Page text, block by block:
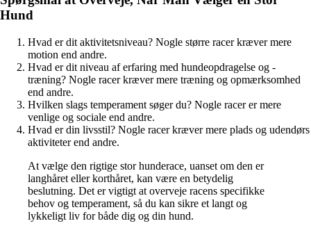
Hund
Hvad er dit aktivitetsniveau? Nogle større racer kræver mere
motion end andre.
Hvad er dit niveau af erfaring med hundeopdragelse og -
træning? Nogle racer kræver mere træning og opmærksomhed
end andre.
Hvilken slags temperament søger du? Nogle racer er mere
venlige og sociale end andre.
Hvad er din livsstil? Nogle racer kræver mere plads og udendørs
aktiviteter end andre.
At vælge den rigtige stor hunderace, uanset om den er
langhåret eller korthåret, kan være en betydelig
beslutning. Det er vigtigt at overveje racens specifikke
behov og temperament, så du kan sikre et langt og
lykkeligt liv for både dig og din hund.